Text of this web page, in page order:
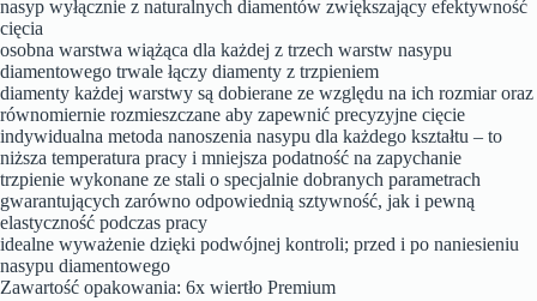
nasyp wyłącznie z naturalnych diamentów zwiększający efektywność
cięcia
osobna warstwa wiążąca dla każdej z trzech warstw nasypu
diamentowego trwale łączy diamenty z trzpieniem
diamenty każdej warstwy są dobierane ze względu na ich rozmiar oraz
równomiernie rozmieszczane aby zapewnić precyzyjne cięcie
indywidualna metoda nanoszenia nasypu dla każdego kształtu – to
niższa temperatura pracy i mniejsza podatność na zapychanie
trzpienie wykonane ze stali o specjalnie dobranych parametrach
gwarantujących zarówno odpowiednią sztywność, jak i pewną
elastyczność podczas pracy
idealne wyważenie dzięki podwójnej kontroli; przed i po naniesieniu
nasypu diamentowego
Zawartość opakowania: 6x wiertło Premium